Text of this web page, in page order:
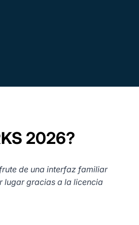
2026?
de una interfaz familiar
lugar gracias a la licencia